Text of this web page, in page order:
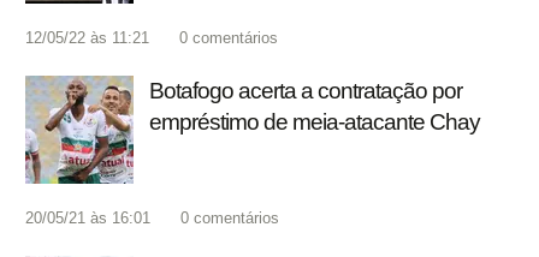
12/05/22 às 11:21 0 comentários
Botafogo acerta a contratação por
empréstimo de meia-atacante Chay
20/05/21 às 16:01 0 comentários